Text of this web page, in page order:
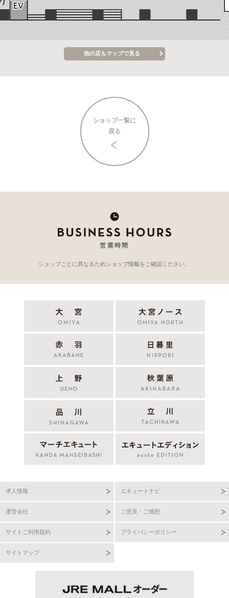
他の店もマップで見る
ショップ一覧に
戻る
営業時間
ショップごとに異なるためショップ情報をご確認ください。
求人情報 エキュートナビ
運営会社 ご意見・ご感想
サイトご利用規約 プライバシーポリシー
サイトマップ